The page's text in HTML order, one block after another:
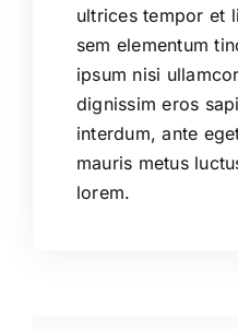
ultrices tempor et
sem elementum
ipsum nisi
dignissim eros
interdum, ante
mauris metus
lorem.